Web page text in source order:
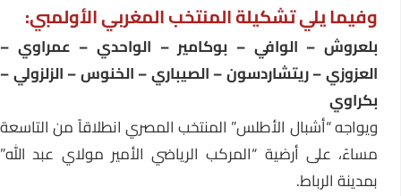
وفيما يلي تشكيلة المنتخب المغربي الأولمبي:
بلعروش – الوافي – بوكامير – الواحدي – عمراوي –
العزوزي – ريتشاردسون – الصيباري – الخنوس – الزلزولي –
بكراوي
ويواجه “أشبال الأطلس” المنتخب المصري انطلاقاً من التاسعة
مساءً، على أرضية “المركب الرياضي الأمير مولاي عبد الله”
بمدينة الرباط.